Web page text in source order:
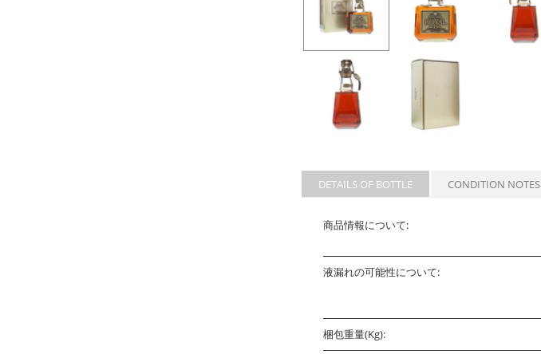
DETAILS OF BOTTLE CONDITION NOTES
商品情報について:
液漏れの可能性について:
梱包重量(Kg):